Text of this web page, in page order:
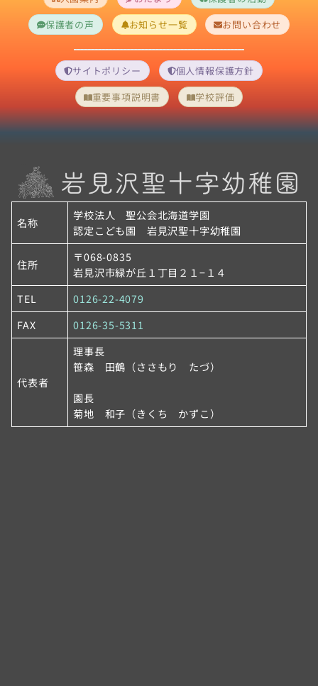
保護者の声
お知らせ一覧 お問い合わせ
サイトポリシー
個人情報保護方針
重要事項説明書
学校評価
名称
学校法人 聖公会北海道学園
認定こども園 岩見沢聖十字幼稚園
住所
〒068-0835
岩見沢市緑が丘１丁目２１−１４
TEL
0126-22-4079
FAX
0126-35-5311
代表者
理事長
笹森 田鶴（ささもり たづ）
園長
菊地 和子（きくち かずこ）